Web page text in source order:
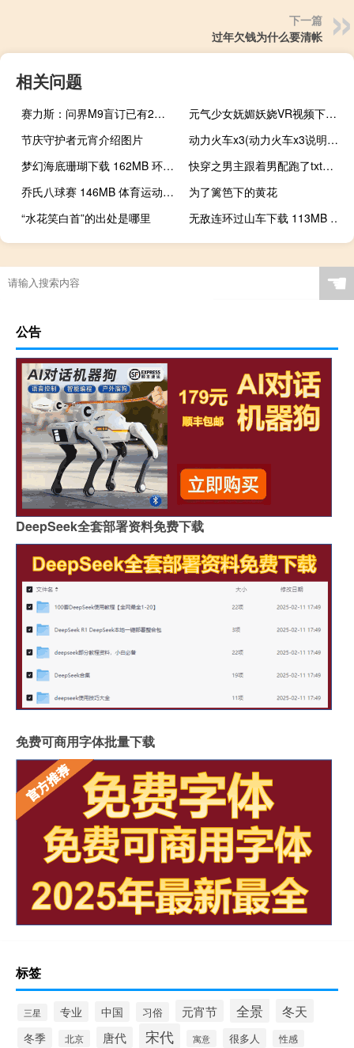
下一篇
过年欠钱为什么要清帐
相关问题
赛力斯：问界M9盲订已有2万多台 预计未来非常乐观
元气少女妩媚妖娆VR视频下载 54MB 美女时尚类
节庆守护者元宵介绍图片
动力火车x3(动力火车x3说明书)（动力火车x3(动力火车x3说明书)）
梦幻海底珊瑚下载 162MB 环球旅行类VR视频
快穿之男主跟着男配跑了txt下载（快穿之男主跟着男配跑了简介）
乔氏八球赛 146MB 体育运动类VR视频
为了篱笆下的黄花
“水花笑白首”的出处是哪里
无敌连环过山车下载 113MB 极限刺激类VR视频
☚
公告
DeepSeek全套部署资料免费下载
免费可商用字体批量下载
标签
三星 专业 中国 习俗 元宵节 全景 冬天
冬季 北京 唐代 宋代 寓意 很多人 性感